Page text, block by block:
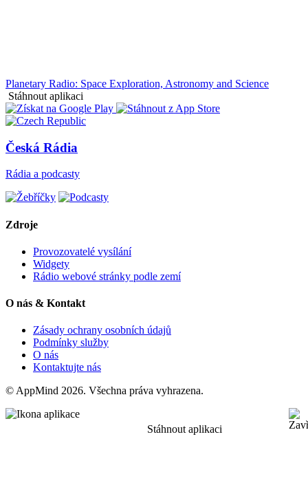
Planetary Radio: Space Exploration, Astronomy and Science
Stáhnout aplikaci
Česká Rádia
Rádia a podcasty
Zdroje
Provozovatelé vysílání
Widgety
Rádio webové stránky podle zemí
O nás & Kontakt
Zásady ochrany osobních údajů
Podmínky služby
O nás
Kontaktujte nás
© AppMind 2026. Všechna práva vyhrazena.
Stáhnout aplikaci